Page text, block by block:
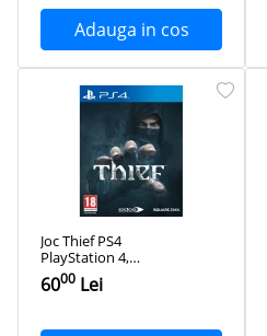
Adauga in cos
Joc Thief PS4
PlayStation 4,
Second-Hand
6000 Lei